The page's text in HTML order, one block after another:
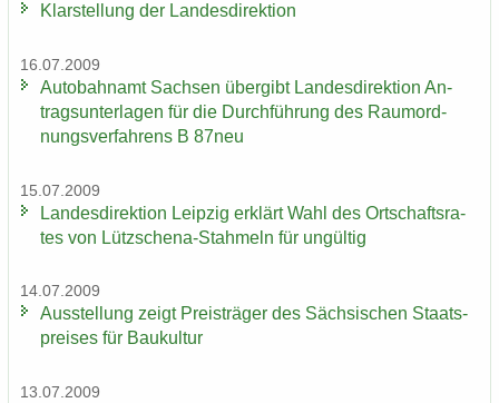
Klar­stel­lung der Lan­des­di­rek­ti­on
16.07.2009
Au­to­bahn­amt Sach­sen über­gibt Lan­des­di­rek­ti­on An­
trags­un­ter­la­gen für die Durch­füh­rung des Raum­ord­
nungs­ver­fah­rens B 87neu
15.07.2009
Lan­des­di­rek­ti­on Leip­zig er­klärt Wahl des Ort­schafts­ra­
tes von Lützschena-​Stahmeln für un­gül­tig
14.07.2009
Aus­stel­lung zeigt Preis­trä­ger des Säch­si­schen Staats­
prei­ses für Bau­kul­tur
13.07.2009